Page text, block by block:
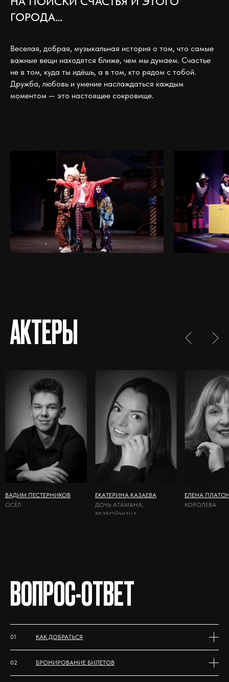
ГОРОДА…
Веселая, добрая, музыкальная история о том, что самые
важные вещи находятся ближе, чем мы думаем. Счастье
не в том, куда ты идёшь, а в том, кто рядом с тобой.
Дружба, любовь и умение наслаждаться каждым
моментом — это настоящее сокровище.
АКТЕРЫ
ДОЧЬ АТАМАНА,
РАЗБОЙНИЦА
ЕКАТЕРИНА КАЗАЕВА
ОСЁЛ
ВАДИМ ПЕСТЕРНИКОВ
КОРОЛЕВА
ЕЛЕНА
ВОПРОС-ОТВЕТ
КАК ДОБРАТЬСЯ
01
БРОНИРОВАНИЕ БИЛЕТОВ
02